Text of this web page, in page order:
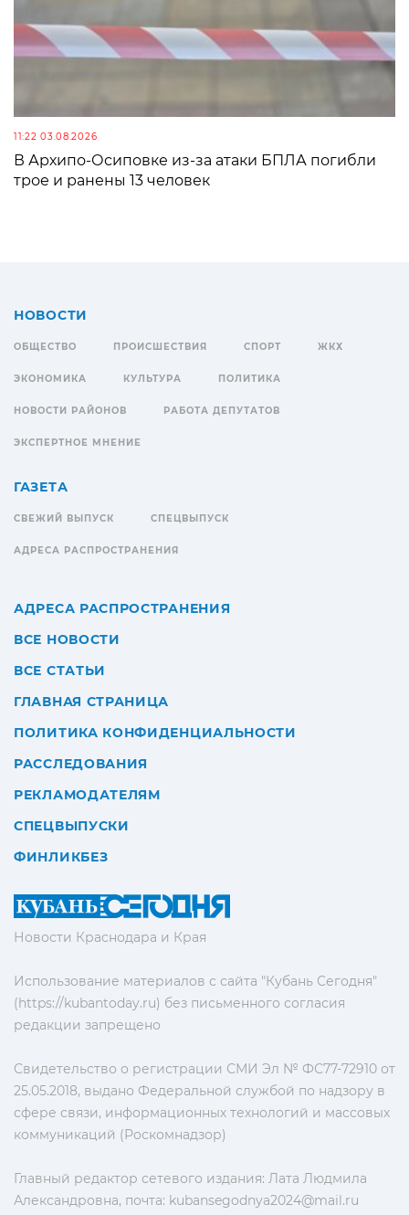
11:22 03.08.2026
В Архипо-Осиповке из-за атаки БПЛА погибли
трое и ранены 13 человек
Новости Краснодара и Края
Использование материалов с сайта "Кубань Сегодня"
(https://kubantoday.ru) без письменного согласия
редакции запрещено
Свидетельство о регистрации СМИ Эл № ФС77-72910 от
25.05.2018, выдано Федеральной службой по надзору в
сфере связи, информационных технологий и массовых
коммуникаций (Роскомнадзор)
Главный редактор сетевого издания: Лата Людмила
Александровна, почта: kubansegodnya2024@mail.ru
НОВОСТИ
ОБЩЕСТВО ПРОИСШЕСТВИЯ СПОРТ ЖКХ
ЭКОНОМИКА КУЛЬТУРА ПОЛИТИКА
НОВОСТИ РАЙОНОВ РАБОТА ДЕПУТАТОВ
ЭКСПЕРТНОЕ МНЕНИЕ
ГАЗЕТА
СВЕЖИЙ ВЫПУСК СПЕЦВЫПУСК
АДРЕСА РАСПРОСТРАНЕНИЯ
АДРЕСА РАСПРОСТРАНЕНИЯ
ВСЕ НОВОСТИ
ВСЕ СТАТЬИ
ГЛАВНАЯ СТРАНИЦА
ПОЛИТИКА КОНФИДЕНЦИАЛЬНОСТИ
РАССЛЕДОВАНИЯ
РЕКЛАМОДАТЕЛЯМ
СПЕЦВЫПУСКИ
ФИНЛИКБЕЗ